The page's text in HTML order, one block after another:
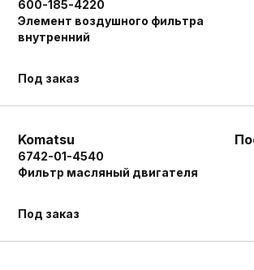
600-185-4220
Элемент воздушного фильтра
внутренний
Под заказ
Komatsu
6742-01-4540
Фильтр масляный двигателя
Под заказ